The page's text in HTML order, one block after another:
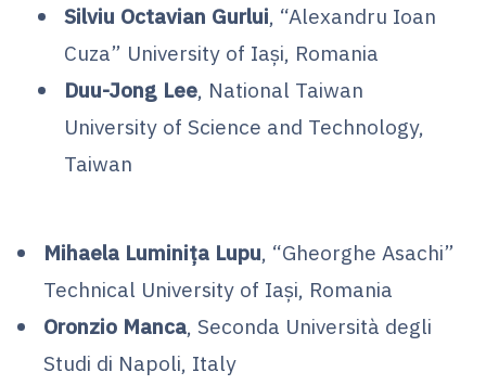
Silviu Octavian Gurlui, “Alexandru Ioan
Cuza” University of Iași, Romania
Duu-Jong Lee, National Taiwan
University of Science and Technology,
Taiwan
Mihaela Luminița Lupu, “Gheorghe Asachi”
Technical University of Iaşi, Romania
Oronzio Manca, Seconda Università degli
Studi di Napoli, Italy